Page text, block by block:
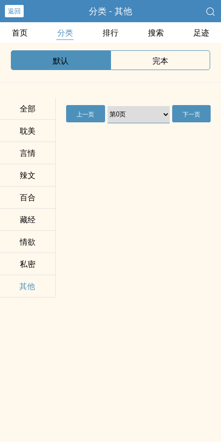
返回 分类 - 其他
首页 分类 排行 搜索 足迹
默认 完本
全部
耽美
言情
辣文
百合
藏经
情欲
私密
其他
上一页 下一页